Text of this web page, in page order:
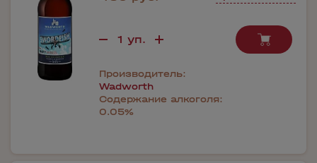
Производитель:
Wadworth
Содержание алкоголя:
0.05%